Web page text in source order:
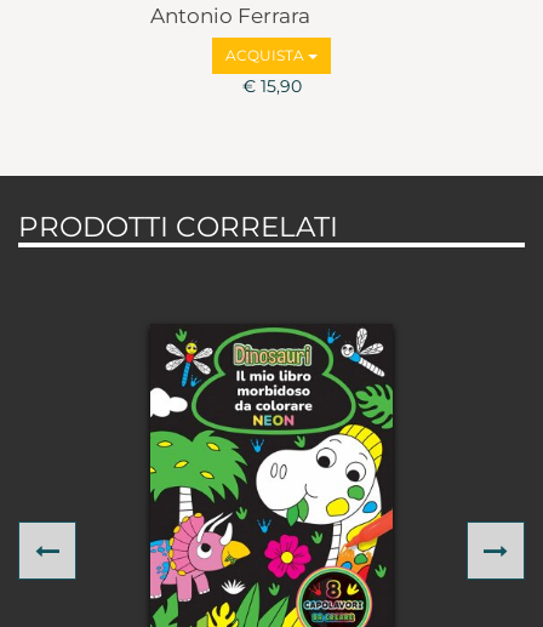
Antonio Ferrara
ACQUISTA
€ 15,90
PRODOTTI CORRELATI
Previous